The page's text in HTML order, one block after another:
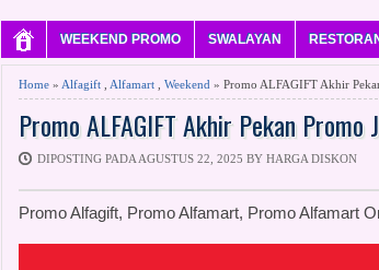
WEEKEND PROMO SWALAYAN
Home» Alfagift, Alfamart, Weekend » Promo ALFAGIFT Akhir
Promo ALFAGIFT Akhir Pekan
DIPOSTING PADA AGUSTUS 22, 2025 BY HARGA DISKON
Promo Alfagift, Promo Alfamart, Promo Alfamart